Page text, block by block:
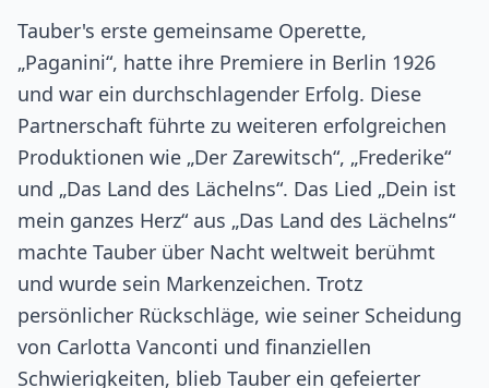
Tauber's erste gemeinsame Operette,
„Paganini“, hatte ihre Premiere in Berlin 1926
und war ein durchschlagender Erfolg. Diese
Partnerschaft führte zu weiteren erfolgreichen
Produktionen wie „Der Zarewitsch“, „Frederike“
und „Das Land des Lächelns“. Das Lied „Dein ist
mein ganzes Herz“ aus „Das Land des Lächelns“
machte Tauber über Nacht weltweit berühmt
und wurde sein Markenzeichen. Trotz
persönlicher Rückschläge, wie seiner Scheidung
von Carlotta Vanconti und finanziellen
Schwierigkeiten, blieb Tauber ein gefeierter